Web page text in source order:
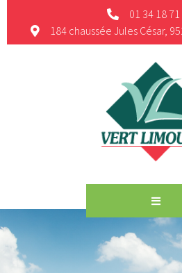
01 34 18 71
184 chaussée Jules César,